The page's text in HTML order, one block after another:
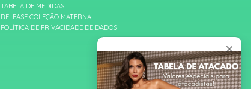
TABELA DE MEDIDAS
RELEASE COLEÇÃO MATERNA
POLÍTICA DE PRIVACIDADE DE DADOS